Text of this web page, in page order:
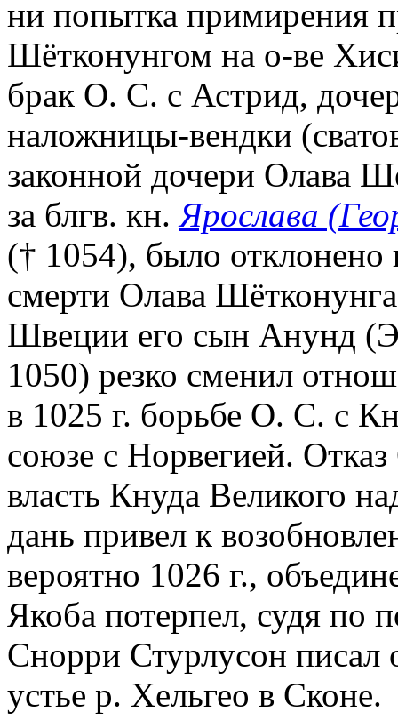
ни попытка примирения
Шётконунгом на о-ве
брак О. С. с Астрид,
наложницы-вендки
законной дочери Олава
за блгв. кн.Ярослава
(† 1054), было
смерти Олава
Швеции его сын Анунд
1050) резко сменил
в 1025 г. борьбе О. С. с
союзе с Норвегией.
власть Кнуда Великого
дань привел к
вероятно 1026 г.,
Якоба потерпел, судя по
Снорри Стурлусон писал
устье р. Хельгео в Сконе.